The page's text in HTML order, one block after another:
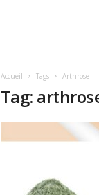
Accueil Tags Arthrose
Tag: